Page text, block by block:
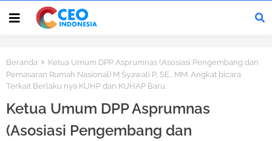
Beranda
Ketua Umum DPP Asprumnas (Asosiasi Pengembang dan
Pemasaran Rumah Nasional) M Syawali P, SE., MM. Angkat bicara
Terkait Berlaku nya KUHP dan KUHAP Baru.
Ketua Umum DPP Asprumnas
(Asosiasi Pengembang dan